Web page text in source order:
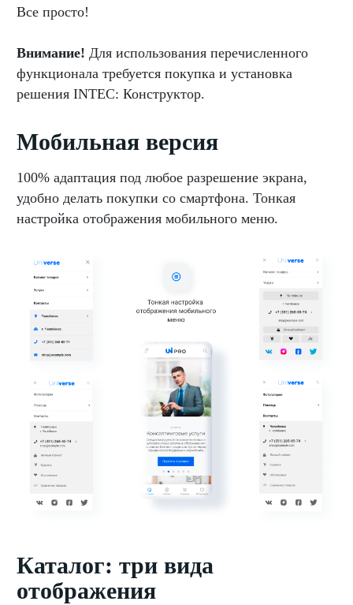
Все просто!
Внимание! Для использования перечисленного
функционала требуется покупка и установка
решения INTEC: Конструктор.
Мобильная версия
100% адаптация под любое разрешение экрана,
удобно делать покупки со смартфона. Тонкая
настройка отображения мобильного меню.
Каталог: три вида
отображения